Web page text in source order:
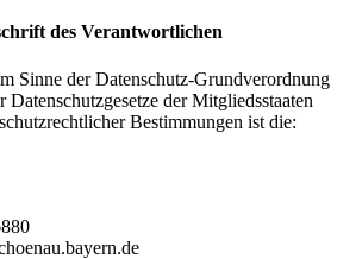
des Verantwortlichen
Sinne der Datenschutz-Grundverordnung
Datenschutzgesetze der Mitgliedsstaaten
Bestimmungen ist die: